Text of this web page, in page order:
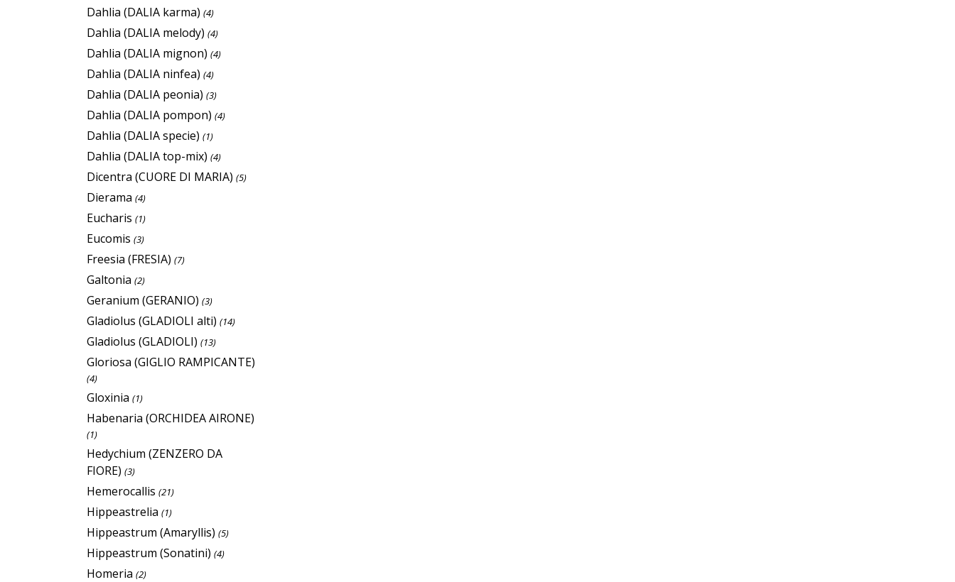
Dahlia (DALIA karma) (4)
Dahlia (DALIA melody) (4)
Dahlia (DALIA mignon) (4)
Dahlia (DALIA ninfea) (4)
Dahlia (DALIA peonia) (3)
Dahlia (DALIA pompon) (4)
Dahlia (DALIA specie) (1)
Dahlia (DALIA top-mix) (4)
Dicentra (CUORE DI MARIA) (5)
Dierama (4)
Eucharis (1)
Eucomis (3)
Freesia (FRESIA) (7)
Galtonia (2)
Geranium (GERANIO) (3)
Gladiolus (GLADIOLI alti) (14)
Gladiolus (GLADIOLI) (13)
Gloriosa (GIGLIO RAMPICANTE)
(4)
Gloxinia (1)
Habenaria (ORCHIDEA AIRONE)
(1)
Hedychium (ZENZERO DA
FIORE) (3)
Hemerocallis (21)
Hippeastrelia (1)
Hippeastrum (Amaryllis) (5)
Hippeastrum (Sonatini) (4)
Homeria (2)